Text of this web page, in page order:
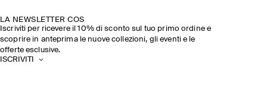
LA NEWSLETTER COS
Iscriviti per ricevere il 10% di sconto sul tuo primo ordine e
scoprire in anteprima le nuove collezioni, gli eventi e le
offerte esclusive.
ISCRIVITI